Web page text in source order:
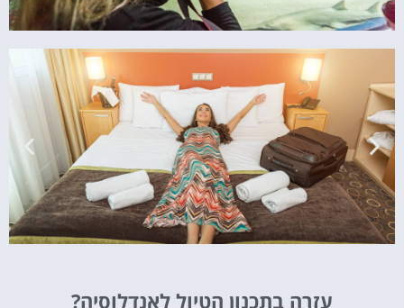
עזרה בתכנון הטיול לאנדלוסיה?